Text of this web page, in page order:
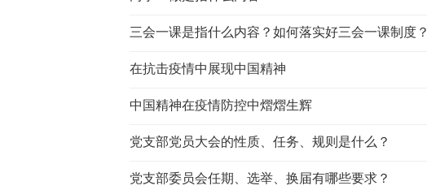
三会一课是指什么内容？如何落实好三会一课制度？
在抗击疫情中展现中国精神
中国精神在疫情防控中熠熠生辉
党支部党员大会的性质、任务、规则是什么？
党支部委员会任期、选举、换届有哪些要求？